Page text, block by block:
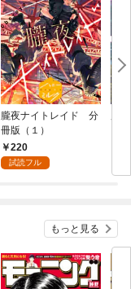
朧夜ナイトレイド 分
冊版（１）
220
試読フル
もっと見る